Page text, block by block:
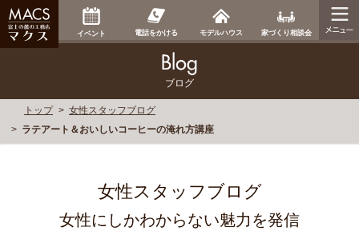
イベント 電話をかける モデルハウス 家づくり相談会
ブログ
トップ
女性スタッフブログ
ラテアート＆おいしいコーヒーの淹れ方講座
女性スタッフブログ
女性にしかわからない魅力を発信